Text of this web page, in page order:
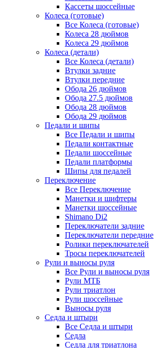
Кассеты шоссейные
Колеса (готовые)
Все Колеса (готовые)
Колеса 28 дюймов
Колеса 29 дюймов
Колеса (детали)
Все Колеса (детали)
Втулки задние
Втулки передние
Обода 26 дюймов
Обода 27.5 дюймов
Обода 28 дюймов
Обода 29 дюймов
Педали и шипы
Все Педали и шипы
Педали контактные
Педали шоссейные
Педали платформы
Шипы для педалей
Переключение
Все Переключение
Манетки и шифтеры
Манетки шоссейные
Shimano Di2
Переключатели задние
Переключатели передние
Ролики переключателей
Тросы переключателей
Рули и выносы руля
Все Рули и выносы руля
Рули МТБ
Рули триатлон
Рули шоссейные
Выносы руля
Седла и штыри
Все Седла и штыри
Седла
Седла для триатлона